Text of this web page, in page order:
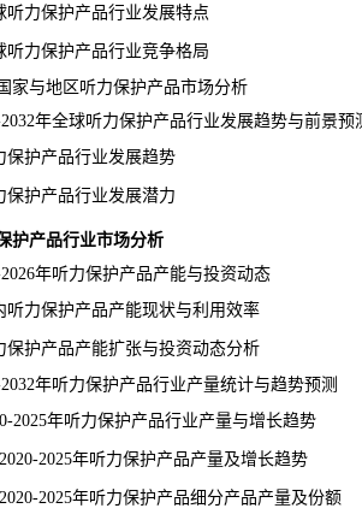
护产品行业发展特点
护产品行业竞争格局
与地区听力保护产品市场分析
年全球听力保护产品行业发展趋势与前景预
产品行业发展趋势
产品行业发展潜力
护产品行业市场分析
年听力保护产品产能与投资动态
护产品产能现状与利用效率
品产能扩张与投资动态分析
年听力保护产品行业产量统计与趋势预测
年听力保护产品行业产量与增长趋势
年听力保护产品产量及增长趋势
年听力保护产品细分产品产量及份额